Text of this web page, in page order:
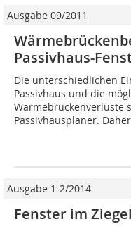
Ausgabe 09/2011
Passivhaus-
Die unterschiedlichen
Passivhaus und die
Wärmebrückenverluste
Passivhausplaner.
Ausgabe 1-2/2014
Fenster im